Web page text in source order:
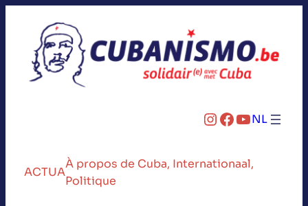
InstagramFacebook YouTube NL
ACTUA
À propos de Cuba, Internationaal
Politique